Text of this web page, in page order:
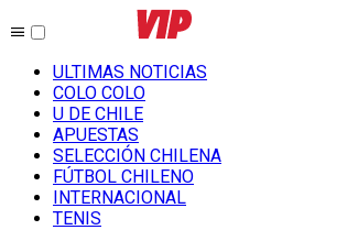
ULTIMAS NOTICIAS
COLO COLO
U DE CHILE
APUESTAS
SELECCIÓN CHILENA
FÚTBOL CHILENO
INTERNACIONAL
TENIS